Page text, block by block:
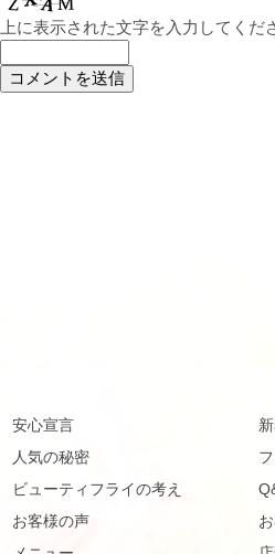
上に表示された文字を入力してくだ
安心宣言
人気の秘密
ビューティフライの考え
お客様の声